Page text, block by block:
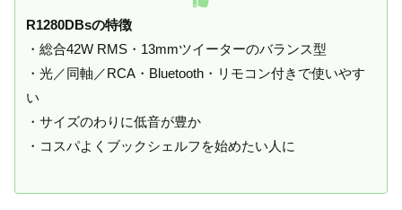
R1280DBsの特徴
・総合42W RMS・13mmツイーターのバランス型
・光／同軸／RCA・Bluetooth・リモコン付きで使いやす
い
・サイズのわりに低音が豊か
・コスパよくブックシェルフを始めたい人に